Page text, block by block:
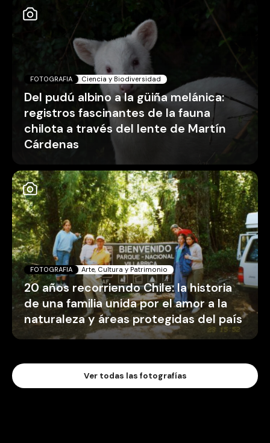
FOTOGRAFIA Ciencia y Biodiversidad
Del pudú albino a la güiña melánica:
registros fascinantes de la fauna
chilota a través del lente de Martín
Cárdenas
FOTOGRAFIA Arte, Cultura y Patrimonio
20 años recorriendo Chile: la historia
de una familia unida por el amor a la
naturaleza y áreas protegidas del país
Ver todas las fotografías